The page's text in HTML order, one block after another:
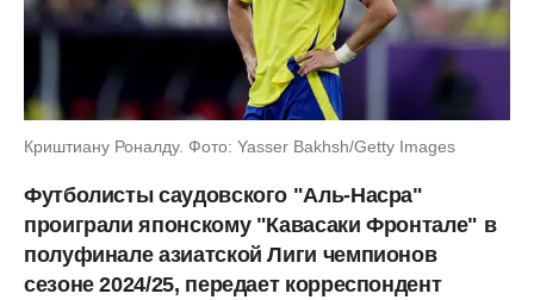
Криштиану Роналду. Фото: Yasser Bakhsh/Getty Images
Футболисты саудовского "Аль-Насра"
проиграли японскому "Кавасаки Фронтале" в
полуфинале азиатской Лиги чемпионов
сезоне 2024/25, передает корреспондент